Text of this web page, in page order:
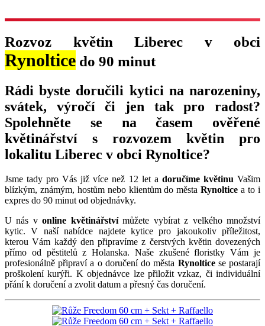
Rozvoz květin Liberec v obci
Rynoltice do 90 minut
Rádi byste doručili kytici na narozeniny,
svátek, výročí či jen tak pro radost?
Spolehněte se na časem ověřené
květinářství s rozvozem květin pro
lokalitu Liberec v obci Rynoltice?
Jsme tady pro Vás již více než 12 let a doručíme květinuVašim
blízkým, známým, hostům nebo klientům do městaRynoltice a to i
expres do 90 minut od objednávky.
U nás vonline květinářstvímůžete vybírat z velkého množství
kytic. V naší nabídce najdete kytice pro jakoukoliv příležitost,
kterou Vám každý den připravíme z čerstvých květin dovezených
přímo od pěstitelů z Holanska. Naše zkušené floristky Vám je
profesionálně připraví a o doručení do města Rynolticese postarají
proškolení kurýři. K objednávce lze přiložit vzkaz, či individuální
přání k doručení a zvolit datum a přesný čas doručení.